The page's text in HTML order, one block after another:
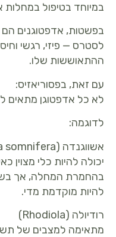
במיוחד בטיפול במחלות
בפשטות, אדפטוגנים
לסטרס — פיזי, רגשי
ההתאוששות שלו.
עם זאת, בפסוריאזיס:
לא כל אדפטוגן מתאים
לדוגמה:
אשווגנדה (Withania somnifera)
יכולה להיות כלי מצוין
בהחמרת המחלה, אך
להיות מוקדמת מדי.
רודיולה (Rhodiola)
מתאימה למצבים של